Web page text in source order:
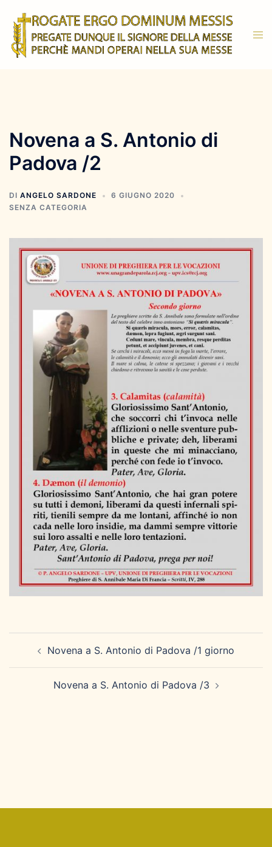
contenuto
Novena a S. Antonio di
Padova /2
DI ANGELO SARDONE
6 GIUGNO 2020
SENZA CATEGORIA
articoloNovena a S. Antonio di Padova /1 giorno
Novena a S. Antonio di Padova /3